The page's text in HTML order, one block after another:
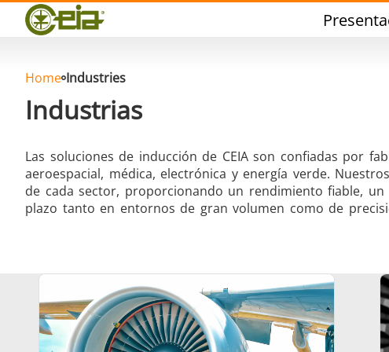
Calidad
Eventos
FAQ
Soldadura dura
Soldadura de Aluminio
Home Industries
Industrias
Las soluciones de inducción de CEIA son confiadas por
aeroespacial, médica, electrónica y energía verde.
de cada sector, proporcionando un rendimiento fiable,
plazo tanto en entornos de gran volumen como de